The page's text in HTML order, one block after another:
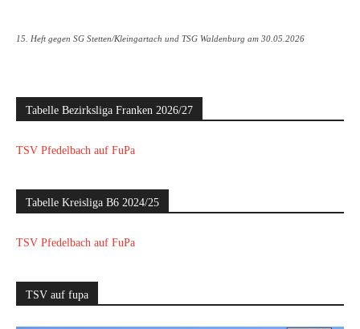
15. Heft gegen SG Stetten/Kleingartach und TSG Waldenburg am 30.05.2026
Tabelle Bezirksliga Franken 2026/27
TSV Pfedelbach auf FuPa
Tabelle Kreisliga B6 2024/25
TSV Pfedelbach auf FuPa
TSV auf fupa